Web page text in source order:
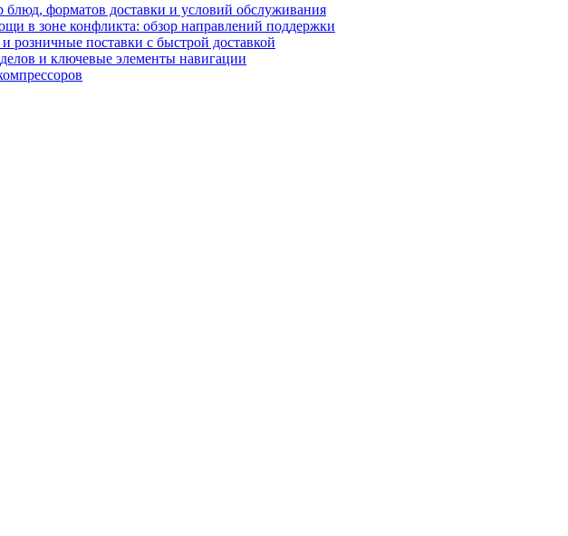
блюд, форматов доставки и условий обслуживания
в зоне конфликта: обзор направлений поддержки
розничные поставки с быстрой доставкой
и ключевые элементы навигации